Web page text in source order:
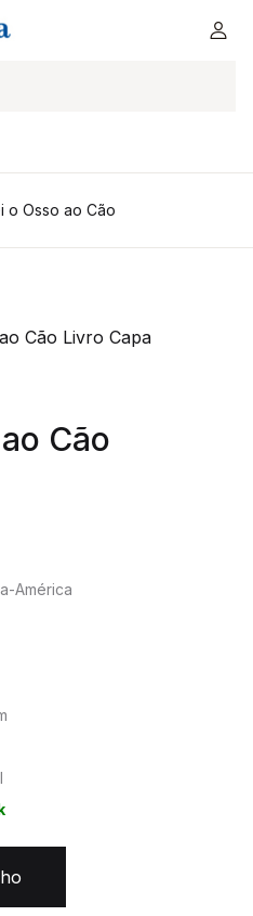
o Osso ao Cão
Cão
América